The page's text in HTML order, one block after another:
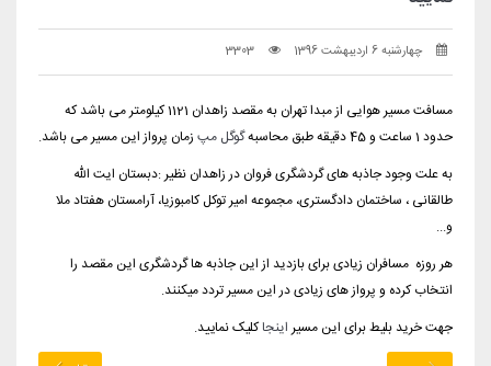
چهارشنبه 6 اردیبهشت 1396 3303
مسافت مسیر هوایی از مبدا تهران به مقصد زاهدان 1121 کیلومتر می باشد که
حدود 1 ساعت و 45 دقیقه طبق محاسبه
گوگل مپ زمان پرواز این مسیر می باشد.
به علت وجود جاذبه های گردشگری فروان در زاهدان نظیر :دبستان ایت الله
طالقانی ، ساختمان دادگستری، مجموعه امیر توکل کامبوزیا، آرامستان هفتاد ملا
و...
هر روزه مسافران زیادی برای بازدید از این جاذبه ها گردشگری این مقصد را
انتخاب کرده و پرواز های زیادی در این مسیر تردد میکنند.
جهت خرید بلیط برای این مسیراینجاکلیک نمایید.